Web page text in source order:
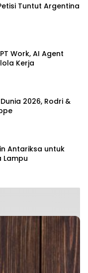
Tuntut Argentina
Work, AI Agent
Kerja
2026, Rodri &
Antariksa untuk
Lampu